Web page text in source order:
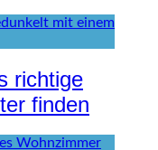
richtige
finden